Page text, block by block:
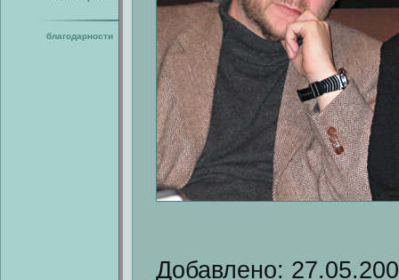
благодарности
Добавлено: